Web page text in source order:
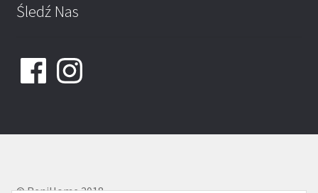
Śledź Nas
FacebookInstagram